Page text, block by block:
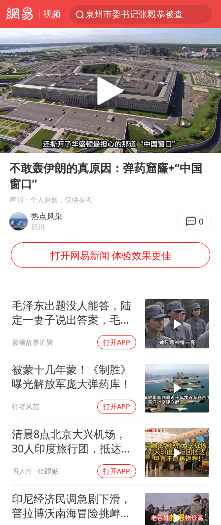
视频
泉州市委书记张毅恭被查
胜宏科技：股票交易异常波动
“秋天的第一杯奶茶”6岁了
四川宜宾市高县4.9级地震致1人死亡
上海：台风白海豚或将带来龙卷风
中巨芯：上半年归母净利润1405.77万元
国乒男单横滨冠军赛全军覆没
38岁演员求职万岁山NPC成功
美股存储板块集体大跌
U17国足点球大战淘汰河床晋级决赛
东航：国内客票提前14天免费退改
名创优品回应女子吐槽内裤质量差
夯实基础开新局
Play
00:00 05:15
不敢轰伊朗的真原因：弹药窟窿+“中国
窗口”
声明：个人原创，仅供参考
热点风采
四川 0
打开网易新闻 体验效果更佳
毛泽东出题没人能答，陆
定一妻子说出答案，毛主
晨曦故事汇聚 打开APP
被蒙十几年蒙！《制胜》
曝光解放军庞大弹药库！
行者风范 打开APP
清晨8点北京大兴机场，
30人印度旅行团，抵达，
悟人性 45跟贴 打开APP
印尼经济民调急剧下滑，
普拉博沃南海冒险挑衅中